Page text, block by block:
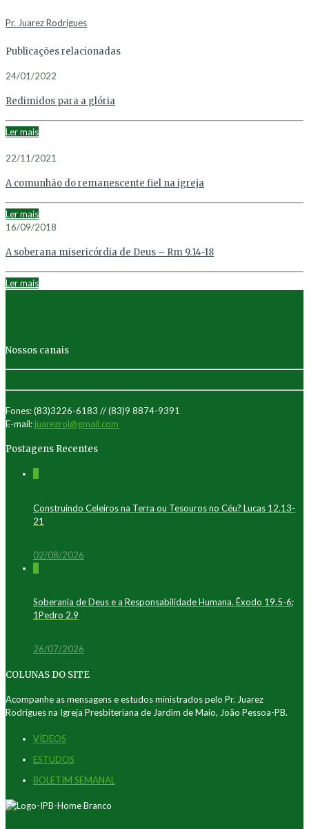
Pr. Juarez Rodrigues
Publicações relacionadas
24/01/2022
Redimidos para a glória
Ler mais
22/11/2021
A comunhão do remanescente fiel na igreja
Ler mais
16/09/2018
A soberana misericórdia de Deus – Rm 9.14-18
Ler mais
Nossos canais
Fones: (83)3226-6183 // (83)9 8874-9391
E-mail: juarezrol@gmail.com
Postagens Recentes
Construindo Celeiros na Terra ou Tesouros no Céu? Lucas 12.13-
21
02/08/2026
Soberania de Deus e a Responsabilidade Humana. Êxodo 19.5-6;
1Pedro 2.9
26/07/2026
COLUNAS DO SITE
Acompanhe as mensagens e estudos ministrados pelo Pr. Juarez
Rodrigues na Igreja Presbiteriana de Jardim de Maio, João Pessoa-PB.
VÍDEOS
ESTUDOS
BOLETIM SEMANAL